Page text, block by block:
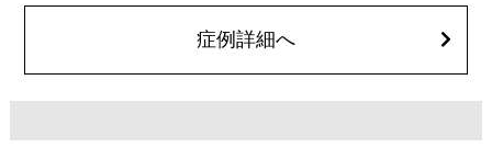
費用：
レスチレン 46,100円～76,800円(税込)
レスチレンリフト※横浜院限定 59,300円～98,800円(税込)
オプション：表面麻酔 3,300円(税込) 笑気麻酔 3,300円(税込)
症例詳細へ